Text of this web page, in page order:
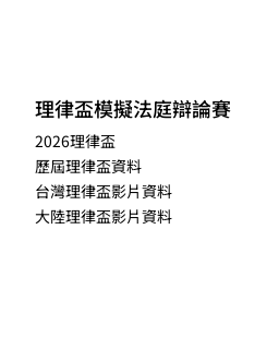
理律盃模擬法庭辯論賽
2026理律盃
歷屆理律盃資料
台灣理律盃影片資料
大陸理律盃影片資料